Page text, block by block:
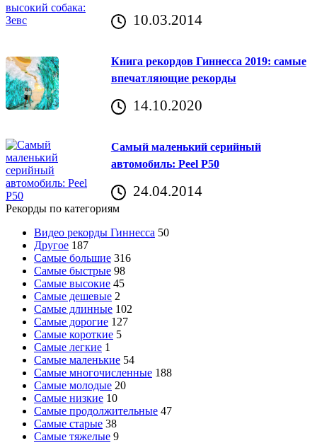
10.03.2014
Книга рекордов Гиннесса 2019: самые
впечатляющие рекорды
14.10.2020
Самый маленький серийный
автомобиль: Peel P50
24.04.2014
Рекорды по категориям
Видео рекорды Гиннесса 50
Другое 187
Самые большие 316
Самые быстрые 98
Самые высокие 45
Самые дешевые 2
Самые длинные 102
Самые дорогие 127
Самые короткие 5
Самые легкие 1
Самые маленькие 54
Самые многочисленные 188
Самые молодые 20
Самые низкие 10
Самые продолжительные 47
Самые старые 38
Самые тяжелые 9